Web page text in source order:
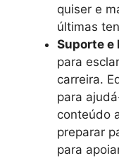
quiser e
últimas
Suporte e
para
carreira.
para
conteúdo
preparar
para